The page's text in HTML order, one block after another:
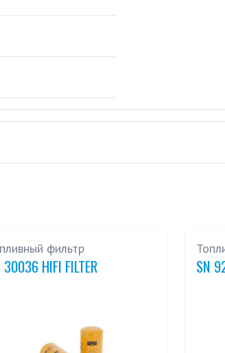
фильтр
30036 HIFI FILTER SN